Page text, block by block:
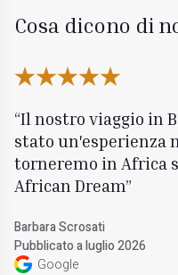
Cosa dicono di
Il nostro viaggio in
stato un'esperienza
torneremo in Africa
African Dream
Barbara Scrosati
Pubblicato a luglio 2026
Google